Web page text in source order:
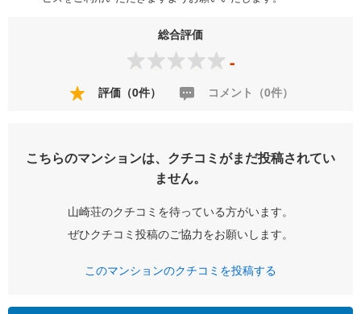
総合評価
-
評価（0件） コメント（0件）
こちらのマンションは、クチコミがまだ投稿されてい
ません。
山崎荘のクチコミを待っている方がいます。
ぜひクチコミ投稿のご協力をお願いします。
このマンションのクチコミを投稿する